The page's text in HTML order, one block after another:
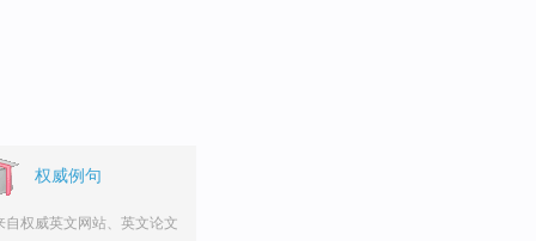
权威例句
自权威英文网站、英文论文